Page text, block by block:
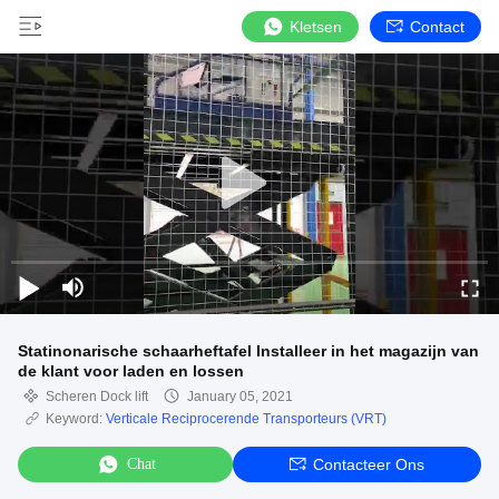
Kletsen Contact
Statinonarische schaarheftafel Installeer in het magazijn van
de klant voor laden en lossen
Scheren Dock lift
January 05, 2021
Keyword: Verticale Reciprocerende Transporteurs (VRT)
Chat Contacteer Ons